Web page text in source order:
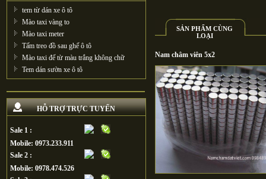
tem từ dán xe ô tô
Mào taxi vàng to
Mào taxi meter
Tấm treo đồ sau ghế ô tô
Mào taxi đế từ màu trắng không chữ
Tem dán sườn xe ô tô
HỖ TRỢ TRỰC TUYẾN
Sale 1 :
Mobile: 0973.233.911
Sale 2 :
Mobile: 0978.474.526
SẢN PHẨM CÙNG
LOẠI
Nam châm viên 5x2